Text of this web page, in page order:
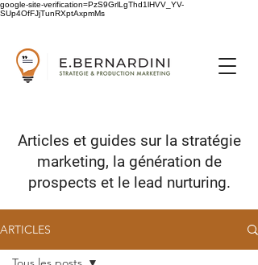
google-site-verification=PzS9GrlLgThd1lHVV_YV-
SUp4OfFJjTunRXptAxpmMs
Articles et guides surla stratégie
marketing, la génération de
prospects et le lead nurturing.
ARTICLES